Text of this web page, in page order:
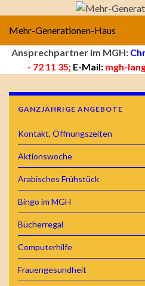
Mehr-Generationen-Haus
Ansprechpartner im MGH:
- 72 11 35; E-Mail: mgh-
GANZJÄHRIGE ANGEBOTE
Kontakt, Öffnungszeiten
Aktionswoche
Arabisches Frühstück
Bingo im MGH
Bücherregal
Computerhilfe
Frauengesundheit